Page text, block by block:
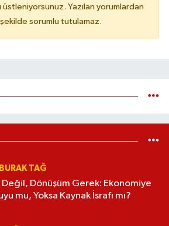
Yazılan yorumlardan
sorumlu tutulamaz.
TAĞ
Değil, Dönüşüm Gerek: Ekonomiye
mu, Yoksa Kaynak İsrafı mı?